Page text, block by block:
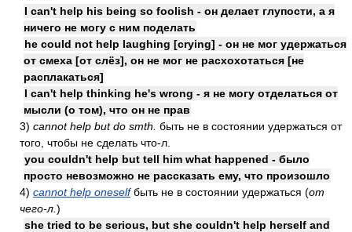
I can't help his being so foolish - он делает глупости, а я
ничего не могу с ним поделать
he could not help laughing [crying] - он не мог удержаться
от смеха [от слёз], он не мог не расхохотаться [не
расплакаться]
I can't help thinking he's wrong - я не могу отделаться от
мысли (о том), что он не прав
3) cannot help but do smth. быть не в состоянии удержаться от
того, чтобы не сделать что-л.
you couldn't help but tell him what happened - было
просто невозможно не рассказать ему, что произошло
4) cannot help oneselfбыть не в состоянии удержаться (от
чего-л. )
she tried to be serious, but she couldn't help herself and